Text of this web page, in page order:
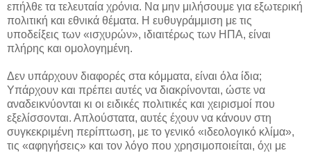
επήλθε τα τελευταία χρόνια. Να μην μιλήσουμε για εξωτερική
πολιτική και εθνικά θέματα. Η ευθυγράμμιση με τις
υποδείξεις των «ισχυρών», ιδιαιτέρως των ΗΠΑ, είναι
πλήρης και ομολογημένη.
Δεν υπάρχουν διαφορές στα κόμματα, είναι όλα ίδια;
Υπάρχουν και πρέπει αυτές να διακρίνονται, ώστε να
αναδεικνύονται κι οι ειδικές πολιτικές και χειρισμοί που
εξελίσσονται. Απλούστατα, αυτές έχουν να κάνουν στη
συγκεκριμένη περίπτωση, με το γενικό «ιδεολογικό κλίμα»,
τις «αφηγήσεις» και τον λόγο που χρησιμοποιείται, όχι με